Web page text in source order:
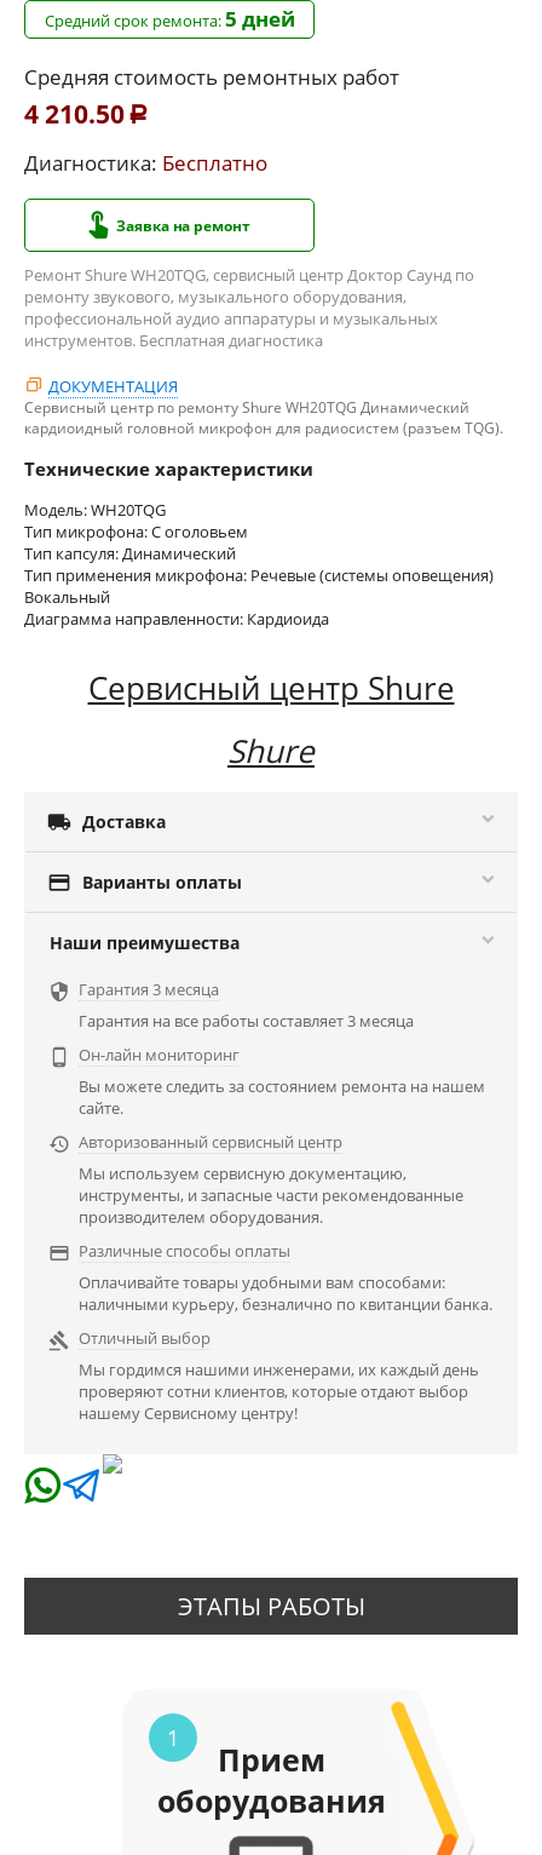
Средний срок ремонта:5 дней
Средняя стоимость ремонтных работ
4 210.50 Р
Диагностика: Бесплатно
Заявка на ремонт
Ремонт Shure WH20TQG, сервисный центр Доктор Саунд по
ремонту звукового, музыкального оборудования,
профессиональной аудио аппаратуры и музыкальных
инструментов. Бесплатная диагностика
ДОКУМЕНТАЦИЯ
Сервисный центр по ремонту Shure WH20TQG Динамический
кардиоидный головной микрофон для радиосистем (разъем TQG).
Технические характеристики
Модель: WH20TQG
Тип микрофона: С оголовьем
Тип капсуля: Динамический
Тип применения микрофона: Речевые (системы оповещения)
Вокальный
Диаграмма направленности: Кардиоида
Сервисный центр Shure
Shure
 Доставка
 Варианты оплаты
Наши преимушества
 Гарантия 3 месяца
Гарантия на все работы составляет 3 месяца

Он-лайн мониторинг
Вы можете следить за состоянием ремонта на нашем
сайте.
 Авторизованный сервисный центр
Мы используем сервисную документацию,
инструменты, и запасные части рекомендованные
производителем оборудования.
 Различные способы оплаты
Оплачивайте товары удобными вам способами:
наличными курьеру, безналично по квитанции банка.
 Отличный выбор
Мы гордимся нашими инженерами, их каждый день
проверяют сотни клиентов, которые отдают выбор
нашему Сервисному центру!
ЭТАПЫ РАБОТЫ
1
Прием
оборудования